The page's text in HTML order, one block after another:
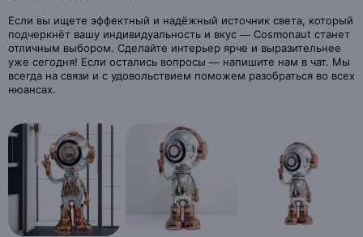
Если вы ищете эффектный и надёжный источник света, который
подчеркнёт вашу индивидуальность и вкус — Cosmonaut станет
отличным выбором. Сделайте интерьер ярче и выразительнее
уже сегодня! Если остались вопросы — напишите нам в чат. Мы
всегда на связи и с удовольствием поможем разобраться во всех
нюансах.